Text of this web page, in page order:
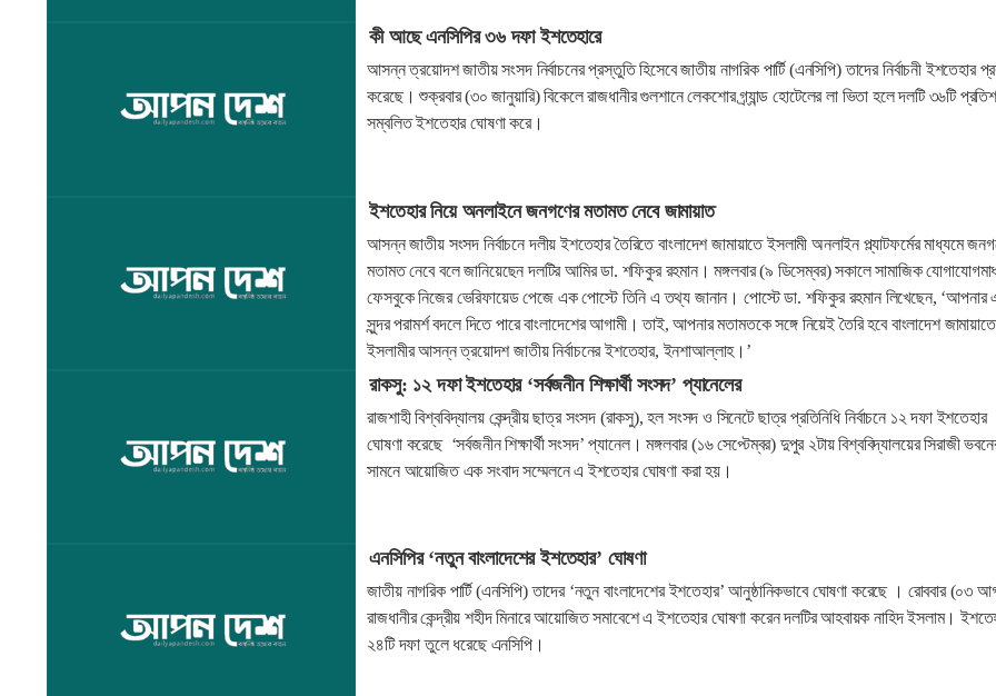
কী আছে এনসিপির ৩৬ দফা ইশতেহারে
আসন্ন ত্রয়োদশ জাতীয় সংসদ নির্বাচনের প্রস্তুতি হিসেবে জাতীয় নাগরিক পার্টি (এনসিপি) তাদের নির্বাচনী ইশতেহার
করেছে। শুক্রবার (৩০ জানুয়ারি) বিকেলে রাজধানীর গুলশানে লেকশোর গ্র্যান্ড হোটেলের লা ভিতা হলে দলটি ৩৬টি
সম্বলিত ইশতেহার ঘোষণা করে।
ইশতেহার নিয়ে অনলাইনে জনগণের মতামত নেবে জামায়াত
আসন্ন জাতীয় সংসদ নির্বাচনে দলীয় ইশতেহার তৈরিতে বাংলাদেশ জামায়াতে ইসলামী অনলাইন প্ল্যাটফর্মের মাধ্যমে
মতামত নেবে বলে জানিয়েছেন দলটির আমির ডা. শফিকুর রহমান। মঙ্গলবার (৯ ডিসেম্বর) সকালে সামাজিক
ফেসবুকে নিজের ভেরিফায়েড পেজে এক পোস্টে তিনি এ তথ্য জানান। পোস্টে ডা. শফিকুর রহমান লিখেছেন, ‘আপনার
সুন্দর পরামর্শ বদলে দিতে পারে বাংলাদেশের আগামী। তাই, আপনার মতামতকে সঙ্গে নিয়েই তৈরি হবে বাংলাদেশ জামায়াতে
ইসলামীর আসন্ন ত্রয়োদশ জাতীয় নির্বাচনের ইশতেহার, ইনশাআল্লাহ।’
রাকসু: ১২ দফা ইশতেহার ‘সর্বজনীন শিক্ষার্থী সংসদ’ প্যানেলের
রাজশাহী বিশ্ববিদ্যালয় কেন্দ্রীয় ছাত্র সংসদ (রাকসু), হল সংসদ ও সিনেটে ছাত্র প্রতিনিধি নির্বাচনে ১২ দফা ইশতেহার
ঘোষণা করেছে ‘সর্বজনীন শিক্ষার্থী সংসদ’ প্যানেল। মঙ্গলবার (১৬ সেপ্টেম্বর) দুপুর ২টায় বিশ্ববিদ্যালয়ের সিরাজী
সামনে আয়োজিত এক সংবাদ সম্মেলনে এ ইশতেহার ঘোষণা করা হয়।
এনসিপির ‘নতুন বাংলাদেশের ইশতেহার’ ঘোষণা
জাতীয় নাগরিক পার্টি (এনসিপি) তাদের ‘নতুন বাংলাদেশের ইশতেহার’ আনুষ্ঠানিকভাবে ঘোষণা করেছে । রোববার (০৩
রাজধানীর কেন্দ্রীয় শহীদ মিনারে আয়োজিত সমাবেশে এ ইশতেহার ঘোষণা করেন দলটির আহবায়ক নাহিদ ইসলাম।
২৪টি দফা তুলে ধরেছে এনসিপি।